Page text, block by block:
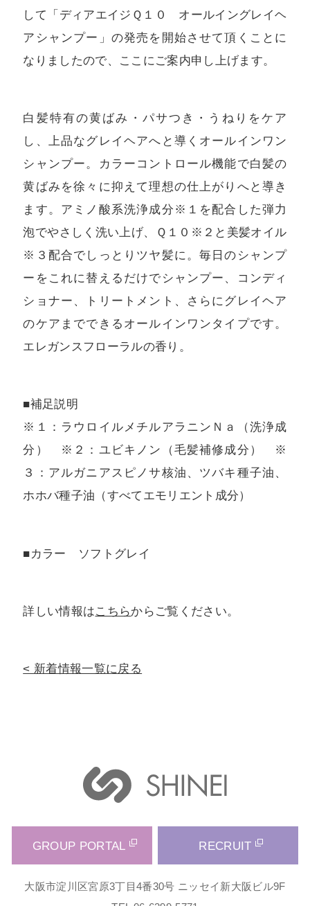
して「ディアエイジＱ１０ オールイングレイヘ
アシャンプー」の発売を開始させて頂くことに
なりましたので、ここにご案内申し上げます。
白髪特有の黄ばみ・パサつき・うねりをケア
し、上品なグレイヘアへと導くオールインワン
シャンプー。カラーコントロール機能で白髪の
黄ばみを徐々に抑えて理想の仕上がりへと導き
ます。アミノ酸系洗浄成分※１を配合した弾力
泡でやさしく洗い上げ、Ｑ１０※２と美髪オイル
※３配合でしっとりツヤ髪に。毎日のシャンプ
ーをこれに替えるだけでシャンプー、コンディ
ショナー、トリートメント、さらにグレイヘア
のケアまでできるオールインワンタイプです。
エレガンスフローラルの香り。
■補足説明
※１：ラウロイルメチルアラニンＮａ（洗浄成
分） ※２：ユビキノン（毛髪補修成分） ※
３：アルガニアスピノサ核油、ツバキ種子油、
ホホバ種子油（すべてエモリエント成分）
■カラー ソフトグレイ
詳しい情報はこちらからご覧ください。
新着情報一覧に戻る
GROUP PORTAL RECRUIT
大阪市淀川区宮原3丁目4番30号 ニッセイ新大阪ビル9F